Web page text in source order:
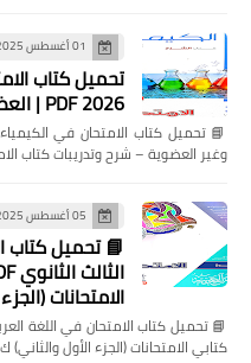
01 أغسطس 2025
تحميل كتاب
2026 PDF | العضوية وغير العضوية
وغير العضوية – شرح وتدريبات كتاب
05 أغسطس 2025
📘 تحميل كتاب
الامتحانات
كتابي الامتحانات (الجزء الأول والثاني)